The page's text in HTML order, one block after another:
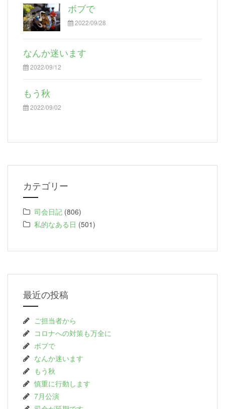
ボブで
2022/09/28
なんか迷います
2022/09/12
もう秋
2022/09/02
カテゴリー
司会日記 (806)
私的なある日 (501)
最近の投稿
ご担当者から
コロナへの対策も万全に
ボブで
なんか迷います
もう秋
慎重に行動します
7月公演